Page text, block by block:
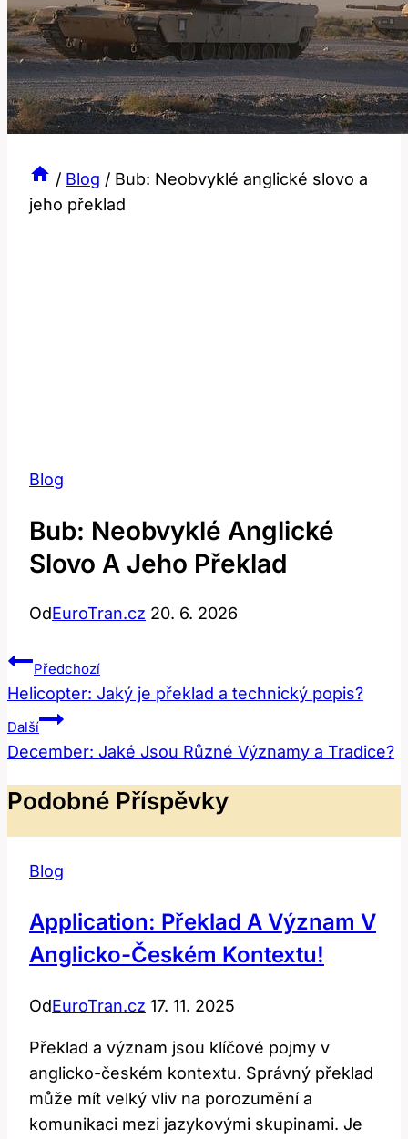
/ Blog / Bub: Neobvyklé anglické slovo a
jeho překlad
Blog
Bub: Neobvyklé Anglické
Slovo A Jeho Překlad
OdEuroTran.cz 20. 6. 2026
Navigace
Pro
Příspěvek
Předchozí
Helicopter: Jaký je překlad a technický popis?
Další
December: Jaké Jsou Různé Významy a Tradice?
Podobné Příspěvky
Blog
Application: Překlad A Význam V
Anglicko-Českém Kontextu!
OdEuroTran.cz 17. 11. 2025
Překlad a význam jsou klíčové pojmy v
anglicko-českém kontextu. Správný překlad
může mít velký vliv na porozumění a
komunikaci mezi jazykovými skupinami. Je